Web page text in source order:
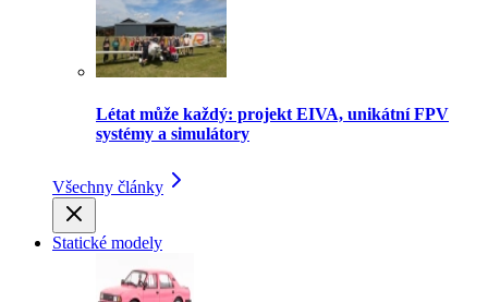
Létat může každý: projekt EIVA, unikátní FPV
systémy a simulátory
Všechny články
Statické modely